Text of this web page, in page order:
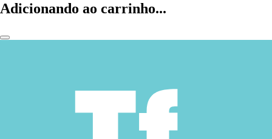
Adicionando ao carrinho...